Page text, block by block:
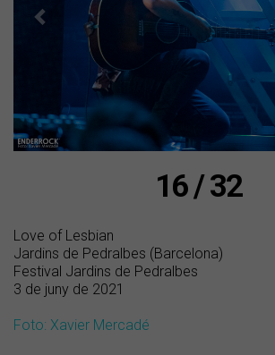
16 / 32
Love of Lesbian
Jardins de Pedralbes (Barcelona)
Festival Jardins de Pedralbes
3 de juny de 2021
Foto: Xavier Mercadé